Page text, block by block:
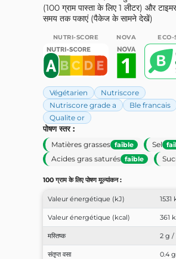
(100 ग्राम पास्ता के लिए 1 लीटर) और
समय तक पकाएं (पैकेज के सामने देखें)
NUTRI-SCORE NOVA ECO-
Végétarien
Nutriscore
Nutriscore grade a
Ble francais
Qualite or
पोषण स्तर :
Matières grasses faible Sel
Acides gras saturés faible
100 ग्राम के लिए पोषण मूल्यांकन :
Valeur énergétique (kJ) 1531
Valeur énergétique (kcal) 361
मस्तिष्क 2 g /
संतृप्त वसा 0.4